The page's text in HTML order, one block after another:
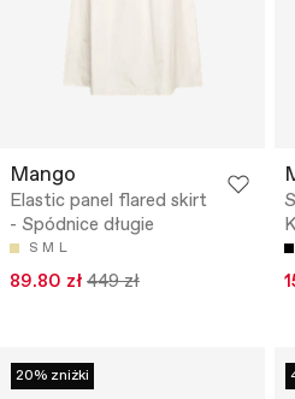
Mango
Elastic panel flared skirt
- Spódnice długie
S M L
89.80 zł 449 zł
20% zniżki